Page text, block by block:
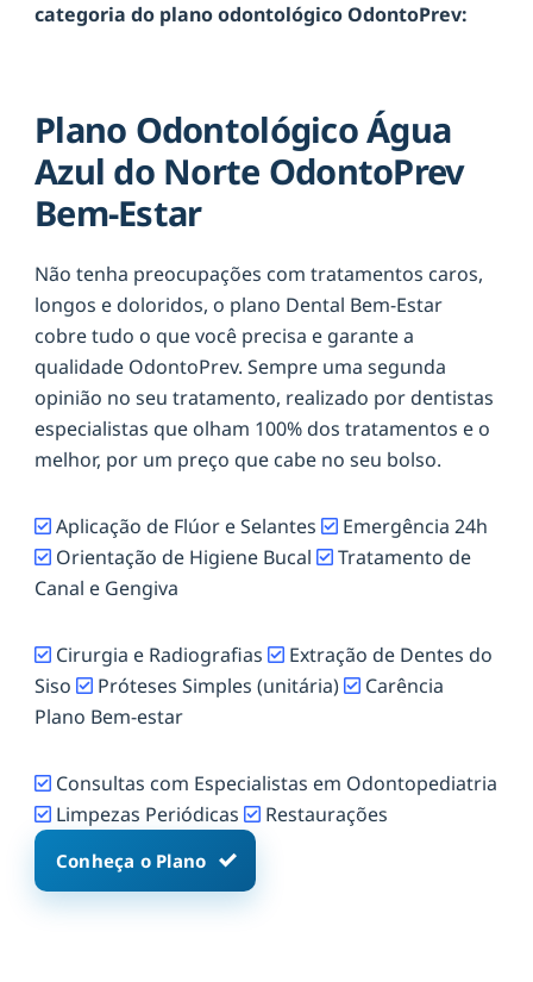
categoria do plano odontológico OdontoPrev:
Plano Odontológico Água
Azul do Norte OdontoPrev
Bem-Estar
Não tenha preocupações com tratamentos caros,
longos e doloridos, o plano Dental Bem-Estar
cobre tudo o que você precisa e garante a
qualidade OdontoPrev. Sempre uma segunda
opinião no seu tratamento, realizado por dentistas
especialistas que olham 100% dos tratamentos e o
melhor, por um preço que cabe no seu bolso.
Aplicação de Flúor e Selantes
Emergência 24h
Orientação de Higiene Bucal
Tratamento de
Canal e Gengiva
Cirurgia e Radiografias
Extração de Dentes do
Siso
Próteses Simples (unitária)
Carência
Plano Bem-estar
Consultas com Especialistas em Odontopediatria
Limpezas Periódicas
Restaurações
Conheça o Plano